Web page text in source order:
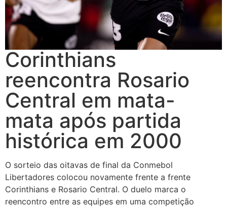
Corinthians
reencontra Rosario
Central em mata-
mata após partida
histórica em 2000
O sorteio das oitavas de final da Conmebol
Libertadores colocou novamente frente a frente
Corinthians e Rosario Central. O duelo marca o
reencontro entre as equipes em uma competição